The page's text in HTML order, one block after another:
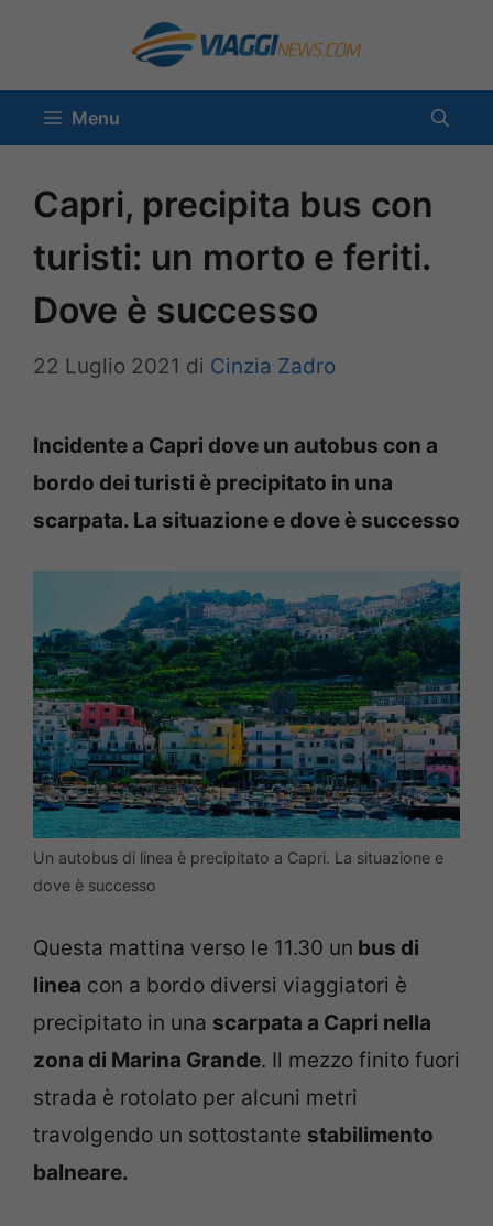
contenuto
Menu
Capri, precipita bus con
turisti: un morto e feriti.
Dove è successo
22 Luglio 2021 di Cinzia Zadro
Incidente a Capri dove un autobus con a
bordo dei turisti è precipitato in una
scarpata. La situazione e dove è successo
Un autobus di linea è precipitato a Capri. La situazione e
dove è successo
Questa mattina verso le 11.30 un bus di
linea con a bordo diversi viaggiatori è
precipitato in una scarpata a Capri nella
zona di Marina Grande. Il mezzo finito fuori
strada è rotolato per alcuni metri
travolgendo un sottostante stabilimento
balneare.